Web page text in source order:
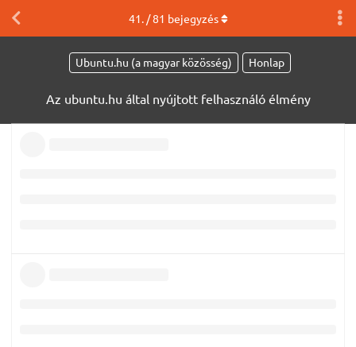
Ubuntu.hu (a magyar közösség) Honlap
Az ubuntu.hu által nyújtott felhasználó élmény
41. /81 bejegyzés